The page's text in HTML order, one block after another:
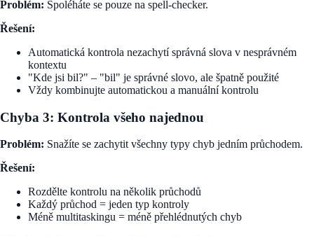
Problém: Spoléháte se pouze na spell-checker.
Řešení:
Automatická kontrola nezachytí správná slova v nesprávném
kontextu
"Kde jsi bil?" – "bil" je správné slovo, ale špatně použité
Vždy kombinujte automatickou a manuální kontrolu
Chyba 3: Kontrola všeho najednou
Problém: Snažíte se zachytit všechny typy chyb jedním průchodem.
Řešení:
Rozdělte kontrolu na několik průchodů
Každý průchod = jeden typ kontroly
Méně multitaskingu = méně přehlédnutých chyb